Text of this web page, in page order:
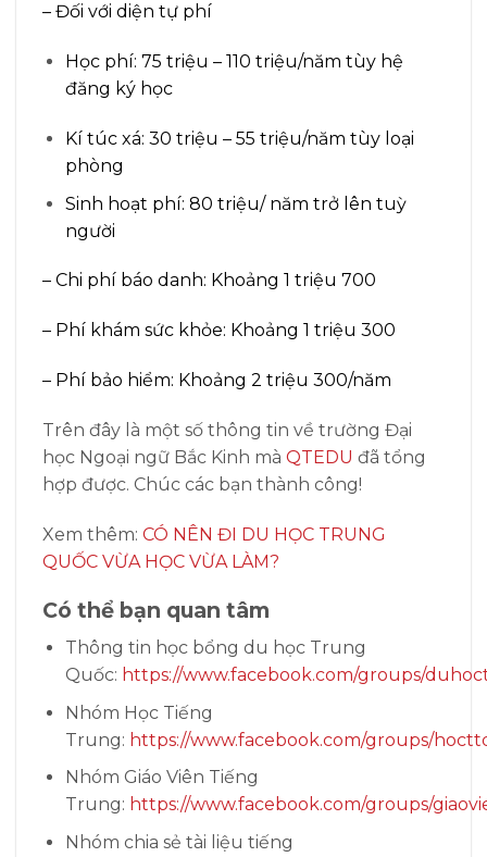
– Đối với diện tự phí
Học phí: 75 triệu – 110 triệu/năm tùy hệ
đăng ký học
Kí túc xá: 30 triệu – 55 triệu/năm tùy loại
phòng
Sinh hoạt phí: 80 triệu/ năm trở lên tuỳ
người
– Chi phí báo danh: Khoảng 1 triệu 700
– Phí khám sức khỏe: Khoảng 1 triệu 300
– Phí bảo hiểm: Khoảng 2 triệu 300/năm
Trên đây là một số thông tin về trường Đại
học Ngoại ngữ Bắc Kinh mà QTEDU đã tổng
hợp được. Chúc các bạn thành công!
Xem thêm: CÓ NÊN ĐI DU HỌC TRUNG
QUỐC VỪA HỌC VỪA LÀM?
Có thể bạn quan tâm
Thông tin học bổng du học Trung
Quốc: https://www.facebook.com/groups/
Nhóm Học Tiếng
Trung: https://www.facebook.com/groups/
Nhóm Giáo Viên Tiếng
Trung: https://www.facebook.com/groups/
Nhóm chia sẻ tài liệu tiếng